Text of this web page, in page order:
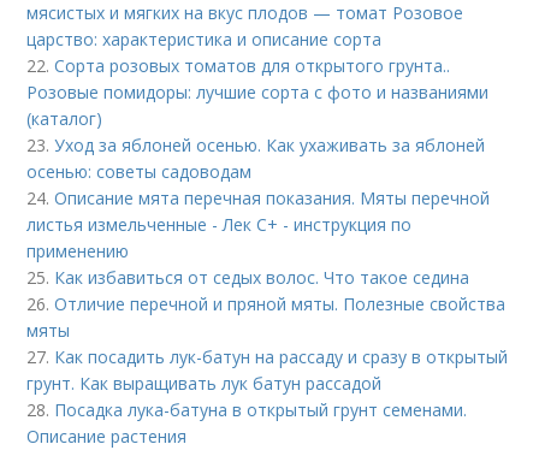
мясистых и мягких на вкус плодов — томат Розовое
царство: характеристика и описание сорта
22.Сорта розовых томатов для открытого грунта..
Розовые помидоры: лучшие сорта с фото и названиями
(каталог)
23.Уход за яблоней осенью. Как ухаживать за яблоней
осенью: советы садоводам
24.Описание мята перечная показания. Мяты перечной
листья измельченные - Лек С+ - инструкция по
применению
25. Как избавиться от седых волос. Что такое седина
26.Отличие перечной и пряной мяты. Полезные свойства
мяты
27. Как посадить лук-батун на рассаду и сразу в открытый
грунт. Как выращивать лук батун рассадой
28. Посадка лука-батуна в открытый грунт семенами.
Описание растения